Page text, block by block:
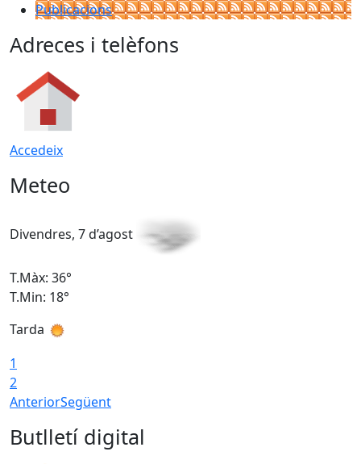
Publicacions
Adreces i telèfons
Accedeix
Meteo
Divendres, 7 d’agost
T.Màx: 36°
T.Min: 18°
Tarda
1
2
AnteriorSegüent
Butlletí digital